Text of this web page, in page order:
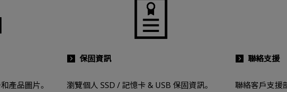
產品圖片。
保固資訊
瀏覽個人 SSD / 記憶卡 & USB 保固資訊。
聯絡支援
聯絡客戶支援